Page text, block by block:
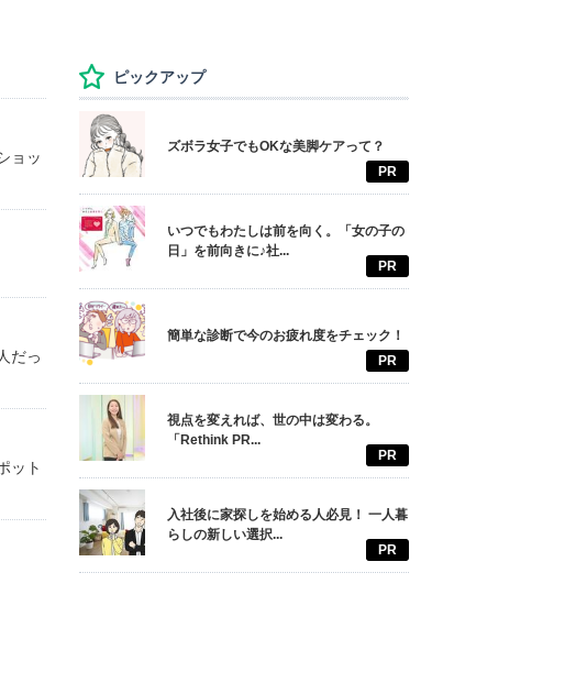
ョッ
だっ
ット
ピックアップ
ズボラ女子でもOKな美脚ケアって？
PR
いつでもわたしは前を向く。「女の子の
日」を前向きに♪社...
PR
簡単な診断で今のお疲れ度をチェック！
PR
視点を変えれば、世の中は変わる。
「Rethink PR...
PR
入社後に家探しを始める人必見！ 一人暮
らしの新しい選択...
PR